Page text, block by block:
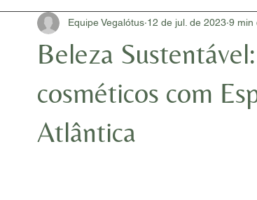
#somosnatureza Acessório Artesanal
Beleza
cosméticos com
Atlântica
Equipe Vegalótus 12 de jul. de 2023 9 min